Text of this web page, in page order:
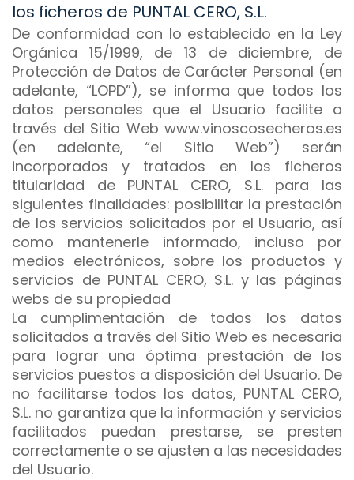
los ficheros de PUNTAL CERO, S.L.
De conformidad con lo establecido en la Ley
Orgánica 15/1999, de 13 de diciembre, de
Protección de Datos de Carácter Personal (en
adelante, “LOPD”), se informa que todos los
datos personales que el Usuario facilite a
través del Sitio Web www.vinoscosecheros.es
(en adelante, “el Sitio Web”) serán
incorporados y tratados en los ficheros
titularidad de PUNTAL CERO, S.L. para las
siguientes finalidades: posibilitar la prestación
de los servicios solicitados por el Usuario, así
como mantenerle informado, incluso por
medios electrónicos, sobre los productos y
servicios de PUNTAL CERO, S.L. y las páginas
webs de su propiedad
La cumplimentación de todos los datos
solicitados a través del Sitio Web es necesaria
para lograr una óptima prestación de los
servicios puestos a disposición del Usuario. De
no facilitarse todos los datos, PUNTAL CERO,
S.L. no garantiza que la información y servicios
facilitados puedan prestarse, se presten
correctamente o se ajusten a las necesidades
del Usuario.